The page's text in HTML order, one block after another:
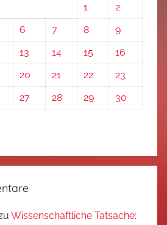
1
2
6 7 8
9
13 14 15
16
20 21 22
23
27 28 29 30
Wissenschaftliche Tatsache: